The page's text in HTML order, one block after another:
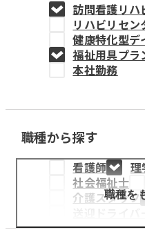
教育事業
姫路中央こど
姫路中央保育園
採用情報
医療・介護事業
募集職種
訪問看護リハ
リハビリセン
健康特化型デ
福祉用具プラ
本社勤務
職種から探す
看護師 理
社会福祉士
介護スタッフ
職種を